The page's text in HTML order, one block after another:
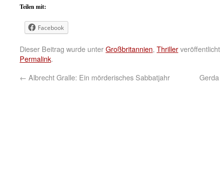
Teilen mit:
Facebook
Dieser Beitrag wurde unterGroßbritannien, Thriller
Permalink.
← Albrecht Gralle: Ein mörderisches Sabbatjahr